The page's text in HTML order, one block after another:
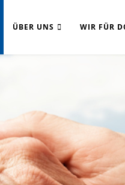
ÜBER UNS WIR FÜR